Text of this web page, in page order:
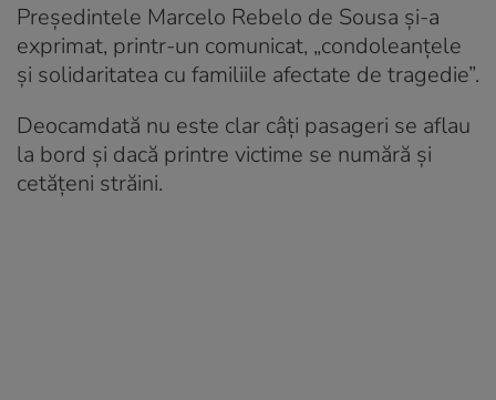
Președintele Marcelo Rebelo de Sousa și-a
exprimat, printr-un comunicat, „condoleanțele
și solidaritatea cu familiile afectate de tragedie”.
Deocamdată nu este clar câți pasageri se aflau
la bord și dacă printre victime se numără și
cetățeni străini.